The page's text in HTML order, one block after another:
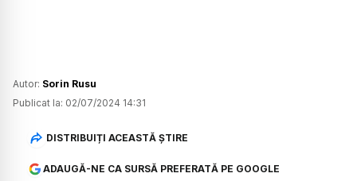
Autor: Sorin Rusu
Publicat la: 02/07/2024 14:31
DISTRIBUIȚI ACEASTĂ ȘTIRE
ADAUGĂ-NE CA SURSĂ PREFERATĂ PE GOOGLE